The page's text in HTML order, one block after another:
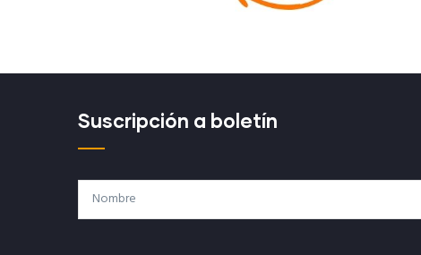
Suscripción a boletín
Nombre